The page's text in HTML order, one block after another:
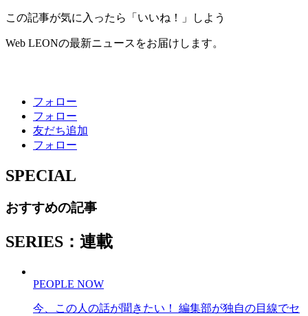
この記事が気に入ったら「いいね！」しよう
Web LEONの最新ニュースをお届けします。
フォロー
フォロー
友だち追加
フォロー
SPECIAL
おすすめの記事
SERIES：連載
PEOPLE NOW
今、この人の話が聞きたい！ 編集部が独自の目線でセ